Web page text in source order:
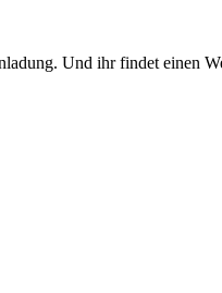
Und ihr findet einen